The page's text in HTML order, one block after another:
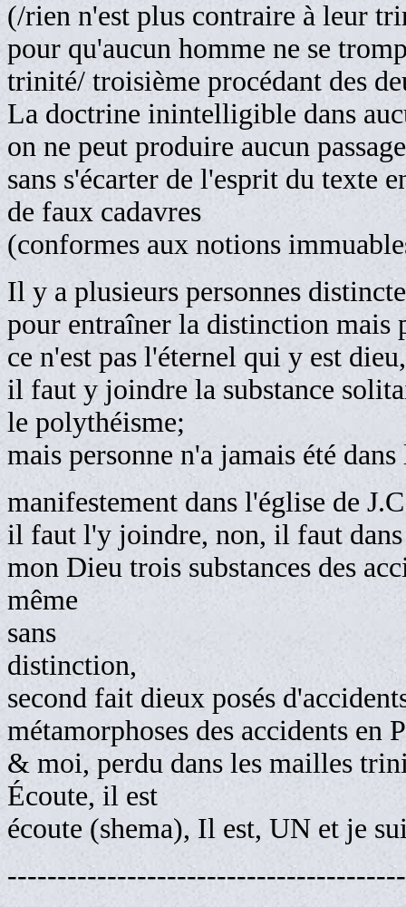
(/rien n'est plus contraire à leur
pour qu'aucun homme ne se
trinité/ troisième procédant des
La doctrine inintelligible dans
on ne peut produire aucun
sans s'écarter de l'esprit du texte
de faux cadavres
(conformes aux notions
Il y a plusieurs personnes
pour entraîner la distinction mais
ce n'est pas l'éternel qui y est dieu,
il faut y joindre la substance
le polythéisme;
mais personne n'a jamais été
manifestement dans l'église de
il faut l'y joindre, non, il faut
mon Dieu trois substances des
même
sans
distinction,
second fait dieux posés
métamorphoses des accidents en
& moi, perdu dans les mailles
Écoute, il est
écoute (shema), Il est, UN et je